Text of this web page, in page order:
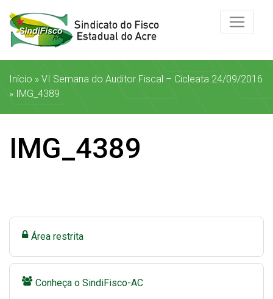
Início » VI Semana do Auditor Fiscal – Cicleata 24/09/2016
» IMG_4389
IMG_4389
Área restrita
Conheça o SindiFisco-AC